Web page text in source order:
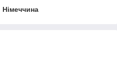
Німеччина